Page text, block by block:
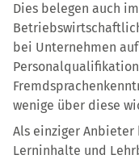
Dies belegen auch
bei Unternehmen
wenige über diese
Als einziger
Lerninhalte und